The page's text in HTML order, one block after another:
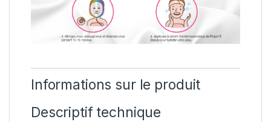
Informations sur le produit
Descriptif technique